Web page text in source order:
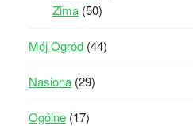
Zima(50)
Mój Ogród(44)
Nasiona(29)
Ogólne(17)